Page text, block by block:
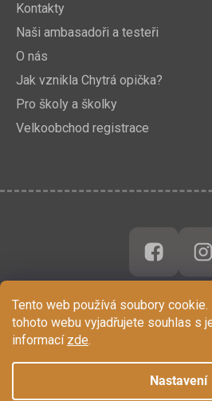
Tento web používá soubory
tohoto webu vyjadřujete souhlas s
informací zde.
Nastavení
Kontakty
Naši ambasadoři a testeři
O nás
Jak vznikla Chytrá opička?
Pro školy a školky
Velkoobchod registrace